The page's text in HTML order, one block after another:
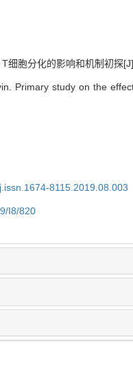
细胞分化的影响和机制初探
Primary study on the
8115.2019.08.003
I8/820